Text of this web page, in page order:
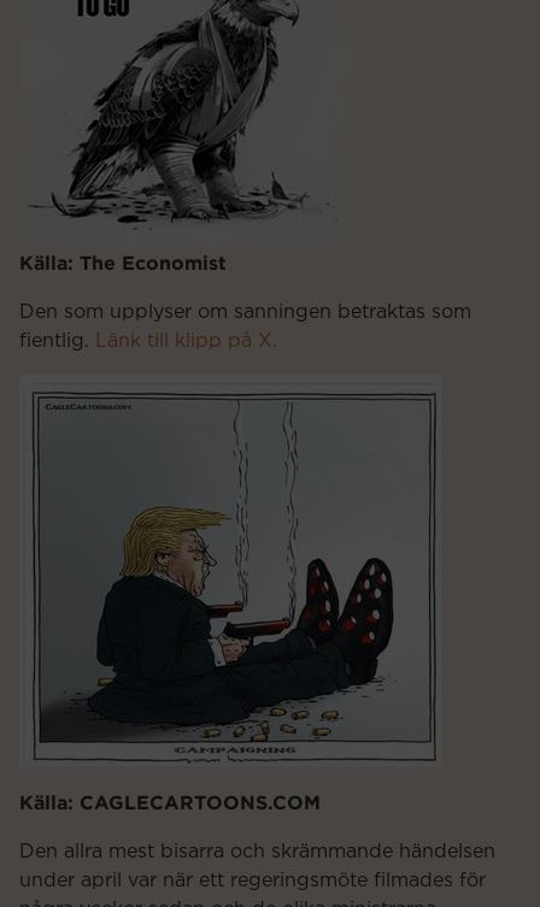
Källa: The Economist
Den som upplyser om sanningen betraktas som
fientlig.
Länk till klipp på X.
Källa: CAGLECARTOONS.COM
Den allra mest bisarra och skrämmande händelsen
under april var när ett regeringsmöte filmades för